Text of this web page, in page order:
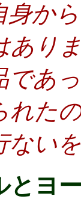
身か
あり
であ
れた
ない
とヨ